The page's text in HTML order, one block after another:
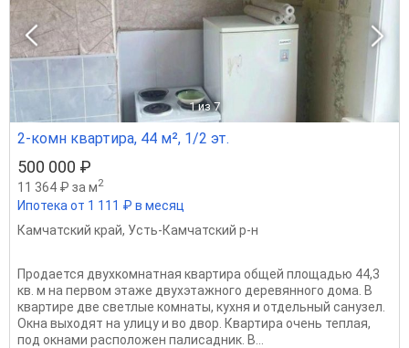
1 из 7
2-комн квартира, 44 м², 1/2 эт.
500 000 ₽
11 364 ₽ за м2
Ипотека от 1 111 ₽ в месяц
Камчатский край, Усть-Камчатский р-н
Продается двухкомнатная квартира общей площадью 44,3
кв. м на первом этаже двухэтажного деревянного дома. В
квартире две светлые комнаты, кухня и отдельный санузел.
Окна выходят на улицу и во двор. Квартира очень теплая,
под окнами расположен палисадник. В...